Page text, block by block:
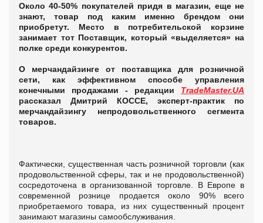
Около 40-50% покупателей придя в магазин, еще не
знают, товар под каким именно брендом они
приобретут. Место в потребительской корзине
занимает тот Поставщик, который «выделяется» на
полке среди конкурентов.
О мерчандайзинге от поставщика для розничной
сети, как эффективном способе управления
конечными продажами - редакции TradeMaster.UA
рассказал Дмитрий КОССЕ, эксперт-практик по
мерчандайзингу непродовольственного сегмента
товаров.
Фактически, существенная часть розничной торговли (как
продовольственной сферы, так и не продовольственной)
сосредоточена в организованной торговле. В Европе в
современной рознице продается около 90% всего
приобретаемого товара, из них существенный процент
занимают магазины самообслуживания.